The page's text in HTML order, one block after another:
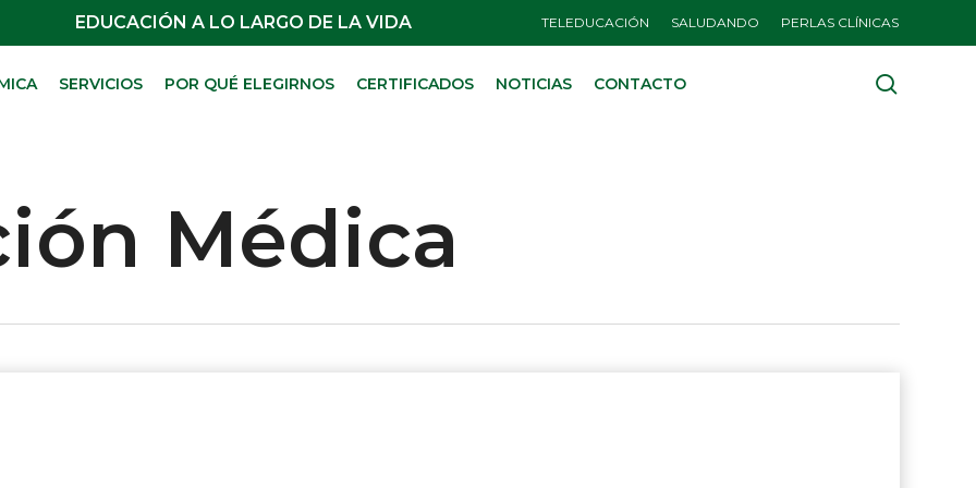
EDUCACIÓN A LO LARGO DE LA VIDA TELEDUCACIÓN SALUDANDO PERLAS CLÍNICAS
SERVICIOS POR QUÉ ELEGIRNOS CERTIFICADOS NOTICIAS CONTACTO
Médica